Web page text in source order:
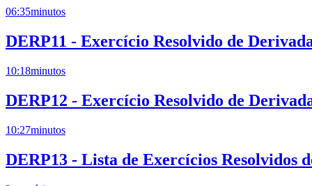
06:35minutos
DERP11 - Exercício Resolvido de
10:18minutos
DERP12 - Exercício Resolvido de
10:27minutos
DERP13 - Lista de Exercícios Resolvidos